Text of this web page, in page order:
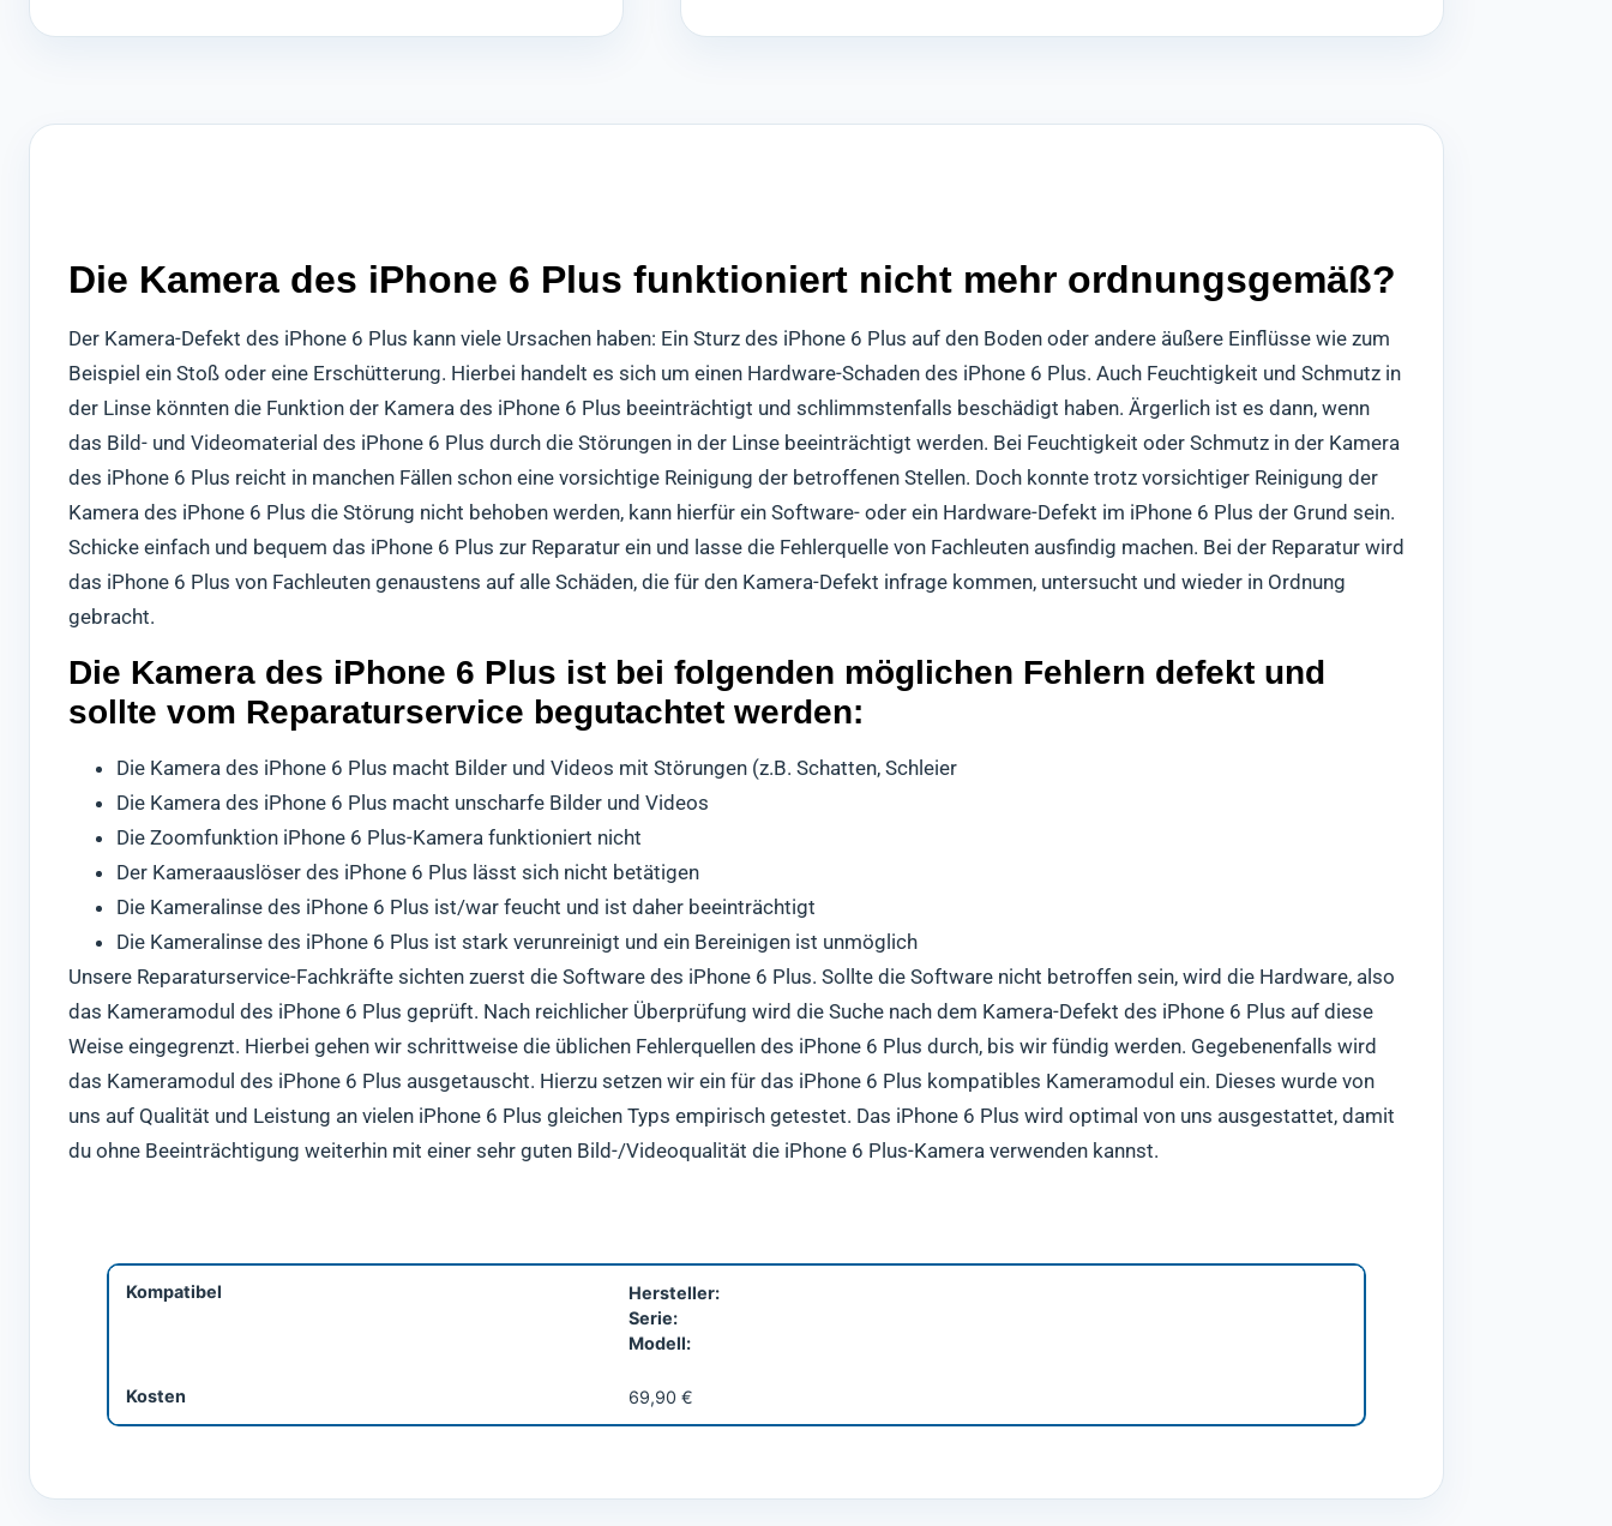
Die Kamera des iPhone 6 Plus funktioniert nicht mehr ordnungsgemäß?
Der Kamera-Defekt des iPhone 6 Plus kann viele Ursachen haben: Ein Sturz des iPhone 6 Plus auf den Boden oder andere äußere Einflüsse wie zum
Beispiel ein Stoß oder eine Erschütterung. Hierbei handelt es sich um einen Hardware-Schaden des iPhone 6 Plus. Auch Feuchtigkeit und Schmutz in
der Linse könnten die Funktion der Kamera des iPhone 6 Plus beeinträchtigt und schlimmstenfalls beschädigt haben. Ärgerlich ist es dann, wenn
das Bild- und Videomaterial des iPhone 6 Plus durch die Störungen in der Linse beeinträchtigt werden. Bei Feuchtigkeit oder Schmutz in der Kamera
des iPhone 6 Plus reicht in manchen Fällen schon eine vorsichtige Reinigung der betroffenen Stellen. Doch konnte trotz vorsichtiger Reinigung der
Kamera des iPhone 6 Plus die Störung nicht behoben werden, kann hierfür ein Software- oder ein Hardware-Defekt im iPhone 6 Plus der Grund sein.
Schicke einfach und bequem das iPhone 6 Plus zur Reparatur ein und lasse die Fehlerquelle von Fachleuten ausfindig machen. Bei der Reparatur wird
das iPhone 6 Plus von Fachleuten genaustens auf alle Schäden, die für den Kamera-Defekt infrage kommen, untersucht und wieder in Ordnung
gebracht.
Die Kamera des iPhone 6 Plus ist bei folgenden möglichen Fehlern defekt und
sollte vom Reparaturservice begutachtet werden:
Die Kamera des iPhone 6 Plus macht Bilder und Videos mit Störungen (z.B. Schatten, Schleier
Die Kamera des iPhone 6 Plus macht unscharfe Bilder und Videos
Die Zoomfunktion iPhone 6 Plus-Kamera funktioniert nicht
Der Kameraauslöser des iPhone 6 Plus lässt sich nicht betätigen
Die Kameralinse des iPhone 6 Plus ist/war feucht und ist daher beeinträchtigt
Die Kameralinse des iPhone 6 Plus ist stark verunreinigt und ein Bereinigen ist unmöglich
Unsere Reparaturservice-Fachkräfte sichten zuerst die Software des iPhone 6 Plus. Sollte die Software nicht betroffen sein, wird die Hardware, also
das Kameramodul des iPhone 6 Plus geprüft. Nach reichlicher Überprüfung wird die Suche nach dem Kamera-Defekt des iPhone 6 Plus auf diese
Weise eingegrenzt. Hierbei gehen wir schrittweise die üblichen Fehlerquellen des iPhone 6 Plus durch, bis wir fündig werden. Gegebenenfalls wird
das Kameramodul des iPhone 6 Plus ausgetauscht. Hierzu setzen wir ein für das iPhone 6 Plus kompatibles Kameramodul ein. Dieses wurde von
uns auf Qualität und Leistung an vielen iPhone 6 Plus gleichen Typs empirisch getestet. Das iPhone 6 Plus wird optimal von uns ausgestattet, damit
du ohne Beeinträchtigung weiterhin mit einer sehr guten Bild-/Videoqualität die iPhone 6 Plus-Kamera verwenden kannst.
Kompatibel
Hersteller:
Serie:
Modell:
Kosten 69,90 €